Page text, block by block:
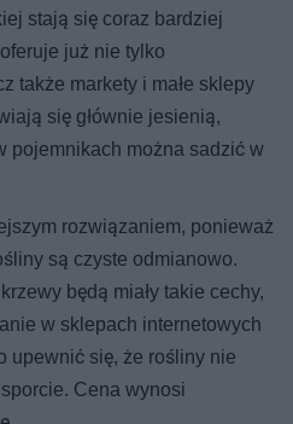
stają się coraz bardziej
już nie tylko
także markety i małe sklepy
się głównie jesienią,
pojemnikach można sadzić w
rozwiązaniem, ponieważ
są czyste odmianowo.
będą miały takie cechy,
w sklepach internetowych
upewnić się, że rośliny nie
Cena wynosi